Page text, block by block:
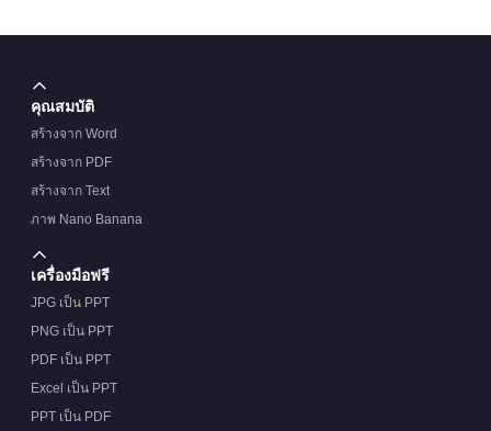
คุณสมบัติ
สร้างจาก Word
สร้างจาก PDF
สร้างจาก Text
ภาพ Nano Banana
เครื่องมือฟรี
JPG เป็น PPT
PNG เป็น PPT
PDF เป็น PPT
Excel เป็น PPT
PPT เป็น PDF